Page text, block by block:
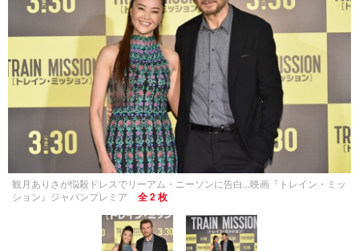
観月ありさが悩殺ドレスでリーアム・ニーソンに告白...映画『トレイン・ミッ
ション』ジャパンプレミア
全 2 枚